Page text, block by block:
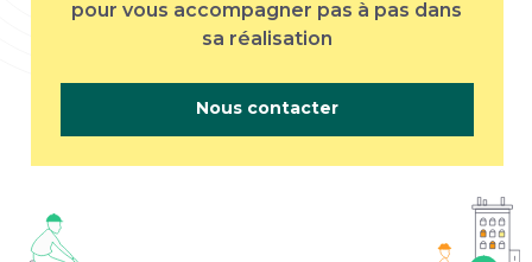
pour vous accompagner pas à pas dans
sa réalisation
Nous contacter